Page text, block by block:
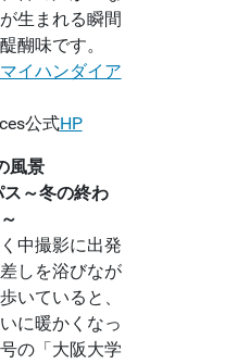
生まれる瞬間
醐味です。
マイハンダイア
公式HP
風景
～冬の終わ
中撮影に出発
しを浴びなが
いていると、
に暖かくなっ
の「大阪大学